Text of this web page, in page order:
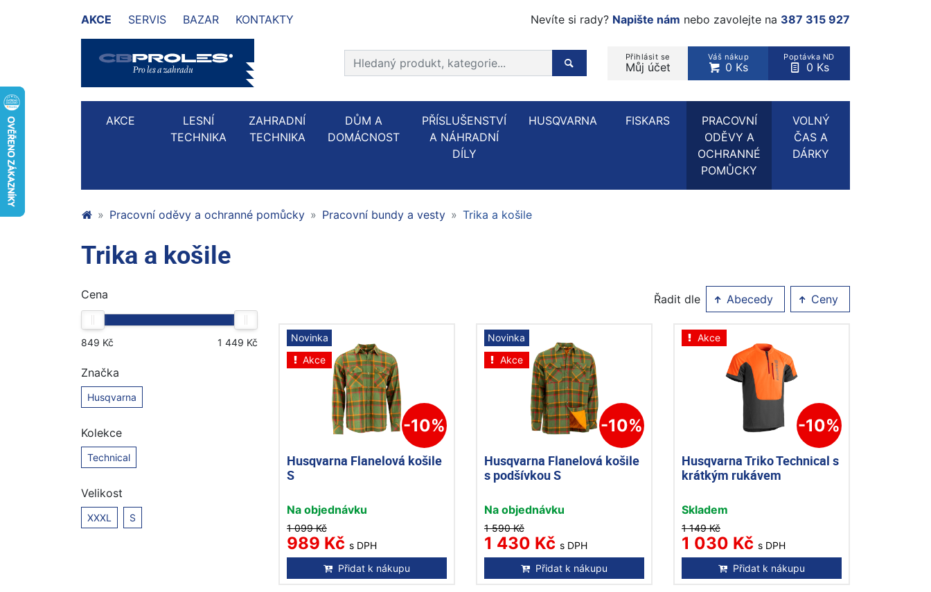
AKCE SERVIS BAZAR KONTAKTY Nevíte si rady? Napište nám nebo zavolejte na 387 315 927
Přihlásit se
Můj účet
Váš nákup
0 Ks
Poptávka ND
0 Ks
Prohledat web
Hledaný produkt, kategorie...
AKCE
LESNÍ
TECHNIKA
ZAHRADNÍ
TECHNIKA
DŮM A
DOMÁCNOST
PŘÍSLUŠENSTVÍ
A NÁHRADNÍ
DÍLY
HUSQVARNA FISKARS
PRACOVNÍ
ODĚVY A
OCHRANNÉ
POMŮCKY
VOLNÝ
ČAS A
DÁRKY
Pracovní oděvy a ochranné pomůcky Pracovní bundy a vesty Trika a košile
Trika a košile
Cena
Značka
Husqvarna
Kolekce
Technical
Velikost
XXXL S
Řadit dle Abecedy Ceny
Novinka
Akce
-10%
Husqvarna Flanelová košile
S
Na objednávku
1 099 Kč
989 Kč s DPH
Přidat k nákupu
Novinka
Akce
-10%
Husqvarna Flanelová košile
s podšívkou S
Na objednávku
1 590 Kč
1 430 Kč s DPH
Přidat k nákupu
Akce
-10%
Husqvarna Triko Technical s
krátkým rukávem
Skladem
1 149 Kč
1 030 Kč s DPH
Přidat k nákupu